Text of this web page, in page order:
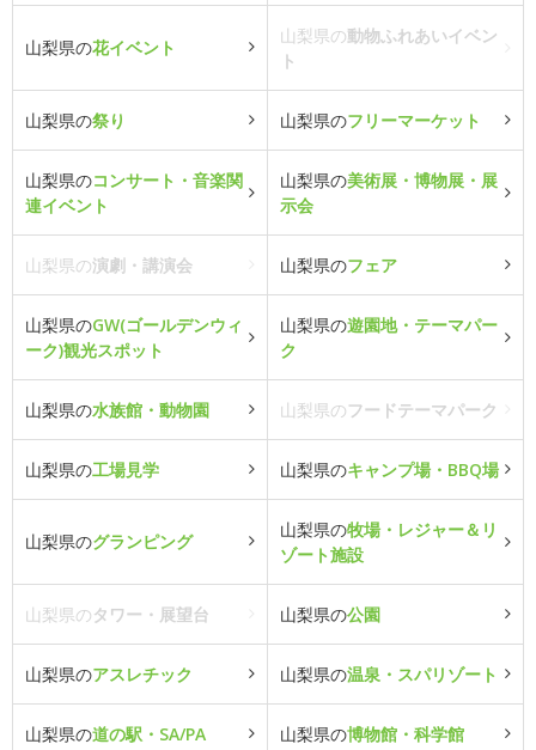
山梨県の花イベント
山梨県の動物ふれあいイベン
ト
山梨県の祭り 山梨県のフリーマーケット
山梨県のコンサート・音楽関
連イベント
山梨県の美術展・博物展・展
示会
山梨県の演劇・講演会 山梨県のフェア
山梨県のGW(ゴールデンウィ
ーク)観光スポット
山梨県の遊園地・テーマパー
ク
山梨県の水族館・動物園 山梨県のフードテーマパーク
山梨県の工場見学 山梨県のキャンプ場・BBQ場
山梨県のグランピング
山梨県の牧場・レジャー＆リ
ゾート施設
山梨県のタワー・展望台 山梨県の公園
山梨県のアスレチック 山梨県の温泉・スパリゾート
山梨県の道の駅・SA/PA 山梨県の博物館・科学館